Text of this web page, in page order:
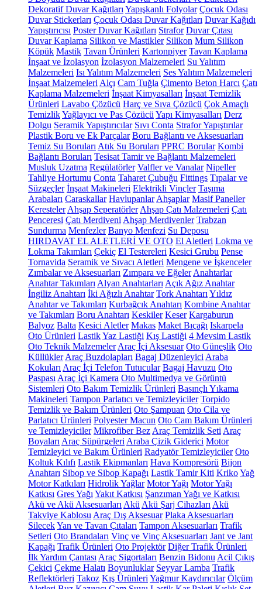
Dekoratif Duvar Kağıtları Yapışkanlı Folyolar Çocuk Odası
Duvar Stickerları Çocuk Odası Duvar Kağıtları Duvar Kağıdı
Yapıştırıcısı Poster Duvar Kağıtları Strafor Duvar Çıtası
Duvar Kaplama Silikon ve Mastikler Silikon Mum Silikon
Köpük Mastik Tavan Ürünleri Kartonpiyer Tavan Kaplama
İnşaat ve İzolasyon İzolasyon Malzemeleri Su Yalıtım
Malzemeleri Isı Yalıtım Malzemeleri Ses Yalıtım Malzemeleri
İnşaat Malzemeleri Alçı Cam Tuğla Çimento Beton Harcı Çatı
Kaplama Malzemeleri İnşaat Kimyasalları İnşaat Temizlik
Ürünleri Lavabo Çözücü Harç ve Sıva Çözücü Çok Amaçlı
TemizlikYağlayıcı ve Pas Çözücü Yapı Kimyasalları Derz
Dolgu Seramik Yapıştırıcılar Sıvı Conta Strafor Yapıştırılar
Plastik Boru ve Ek Parçalar Boru Bağlantı ve Aksesuarları
Temiz Su Boruları Atık Su Boruları PPRC Borular Kombi
Bağlantı Boruları Tesisat Tamir ve Bağlantı Malzemeleri
Musluk Uzatma Regülatörler Valfler ve Vanalar Nipeller
Tahliye Hortumu Conta Taharet Çubuğu Fittings Tıpalar ve
Süzgeçler İnşaat Makineleri Elektrikli Vinçler Taşıma
Arabaları Caraskallar Havlupanlar Ahşaplar Masif Paneller
Keresteler Ahşap Seperatörler Ahşap Çatı Malzemeleri Çatı
Penceresi Çatı Merdiveni Ahşap Merdivenler Trabzan
Sundurma Menfezler Banyo Menfezi Su Deposu
HIRDAVAT EL ALETLERİ VE OTO El Aletleri Lokma ve
Lokma Takımları Çekiç El Testereleri Kesici Grubu Pense
Tornavida Seramik ve Sıvacı Aletleri Mengene ve İşkenceler
Zımbalar ve Aksesuarları Zımpara ve Eğeler Anahtarlar
Anahtar Takımları Alyan Anahtarları Açık Ağız Anahtar
İngiliz Anahtarı İki Ağızlı Anahtar Tork Anahtarı Yıldız
Anahtar ve Takımları Kurbağcık Anahtarı Kombine Anahtar
ve Takımları Boru Anahtarı Keskiler Keser Kargaburun
Balyoz Balta Kesici Aletler Makas Maket Bıçağı Iskarpela
Oto Ürünleri LastikYaz Lastiği Kış Lastiği 4 Mevsim Lastik
Oto Teknik Malzemeler Araç İçi Aksesuar Oto Güneşlik Oto
Küllükler Araç Buzdolapları Bagaj Düzenleyici Araba
Kokuları Araç İçi Telefon Tutucular Bagaj Havuzu Oto
Paspası Araç İçi Kamera Oto Multimedya ve Görüntü
Sistemleri Oto Bakım Temizlik Ürünleri Basınçlı Yıkama
Makineleri Tampon Parlatıcı ve Temizleyiciler Torpido
Temizlik ve Bakım Ürünleri Oto Şampuan Oto Cila ve
Parlatıcı Ürünleri Polyester Macun Oto Cam Bakım Ürünleri
ve Temizleyiciler Mikrofiber Bez Araç Temizlik Seti Araç
Boyaları Araç Süpürgeleri Araba Çizik Giderici Motor
Temizleyici ve Bakım Ürünleri Radyatör Temizleyiciler Oto
Koltuk Kılıfı Lastik Ekipmanları Hava Kompresörü Bijon
Anahtarı Sibop ve Sibop Kapağı Lastik Tamir Kiti KrikoYağ
Motor Katkıları Hidrolik Yağlar Motor Yağı Motor Yağı
Katkısı Gres Yağı Yakıt Katkısı Şanzıman Yağı ve Katkısı
Akü ve Akü Aksesuarları Akü Akü Şarj Cihazları Akü
Takviye Kablosu Araç Dış Aksesuar Plaka Aksesuarları
SilecekYan ve Tavan Çıtaları Tampon Aksesuarları Trafik
Setleri Oto Brandaları Vinç ve Vinç Aksesuarları Jant ve Jant
Kapağı Trafik Ürünleri Oto Projektör Diğer Trafik Ürünleri
İlk Yardım Çantası Araç Sigortaları Benzin Bidonu Acil Çıkış
Çekici Çekme Halatı Boyunluklar Seyyar Lamba Trafik
Reflektörleri Takoz Kış Ürünleri Yağmur Kaydırıcılar Ölçüm